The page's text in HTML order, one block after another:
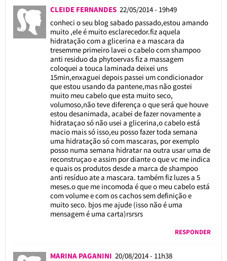
CLEIDE FERNANDES 22/05/2014 - 19h49
conheci o seu blog sabado passado,estou amando
muito ,ele é muito esclarecedor.fiz aquela
hidratação com a glicerina e a mascara da
tresemme primeiro lavei o cabelo com shampoo
anti residuo da phytoervas fiz a massagem
coloquei a touca laminada deixei uns
15min,enxaguei depois passei um condicionador
que estou usando da pantene,mas não gostei
muito meu cabelo que esta muito seco,
volumoso,não teve diferença o que será que houve
estou desanimada, acabei de fazer novamente a
hidrataçao só não usei a glicerina,o cabelo está
macio mais só isso,eu posso fazer toda semana
uma hidratação só com mascaras, por exemplo
posso numa semana hidratar na outra usar uma de
reconstruçao e assim por diante o que vc me indica
e quais os produtos desde a marca de shampoo
anti resíduo ate a mascara. também fiz luzes a 5
meses.o que me incomoda é que o meu cabelo está
com volume e com os cachos sem definição e
muito seco. bjos me ajude (isso não é uma
mensagem é uma carta)rsrsrs
RESPONDER
MARINA PAGANINI 20/08/2014 - 11h38